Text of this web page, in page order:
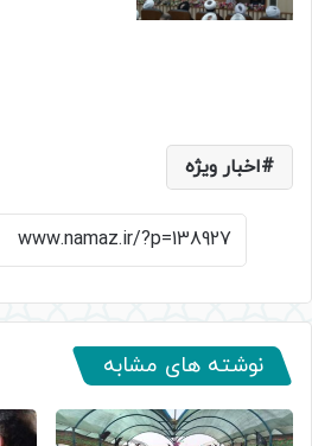
اخبار ویژه
نوشته های مشابه